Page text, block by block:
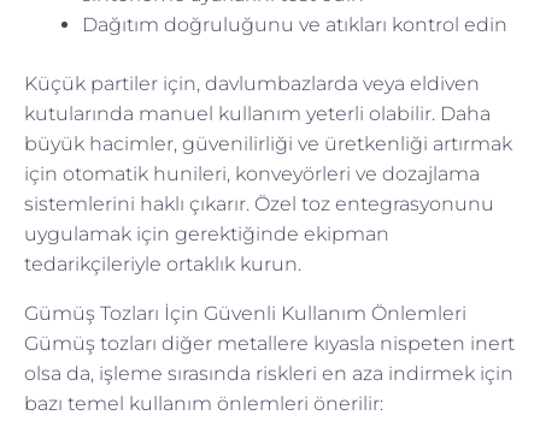
Dağıtım doğruluğunu ve atıkları kontrol edin
Küçük partiler için, davlumbazlarda veya eldiven
kutularında manuel kullanım yeterli olabilir. Daha
büyük hacimler, güvenilirliği ve üretkenliği artırmak
için otomatik hunileri, konveyörleri ve dozajlama
sistemlerini haklı çıkarır. Özel toz entegrasyonunu
uygulamak için gerektiğinde ekipman
tedarikçileriyle ortaklık kurun.
Gümüş Tozları İçin Güvenli Kullanım Önlemleri
Gümüş tozları diğer metallere kıyasla nispeten inert
olsa da, işleme sırasında riskleri en aza indirmek için
bazı temel kullanım önlemleri önerilir: